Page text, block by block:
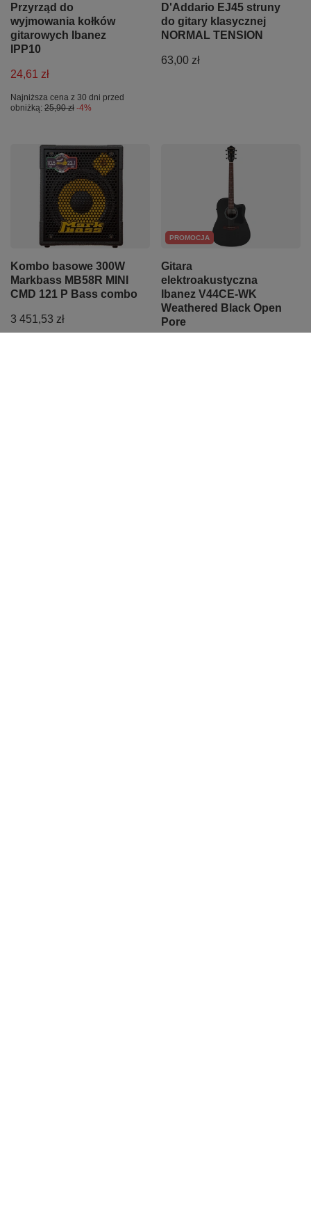
Przyrząd do
wyjmowania kołków
gitarowych Ibanez
IPP10
24,61 zł
Najniższa cena z 30 dni przed
obniżką: 25,90 zł -4%
D'Addario EJ45 struny
do gitary klasycznej
NORMAL TENSION
63,00 zł
Kombo basowe 300W
Markbass MB58R MINI
CMD 121 P Bass combo
3 451,53 zł
PROMOCJA
Gitara
elektroakustyczna
Ibanez V44CE-WK
Weathered Black Open
Pore